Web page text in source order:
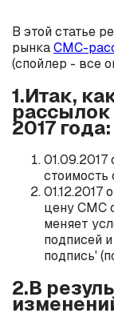
В этой статье
рынкаСМС-
(спойлер - все
1.Итак,
рассылок
2017 года:
01.09.2017
01.12.2017
цену СМС
меняет
подписей
подпись'
2.В